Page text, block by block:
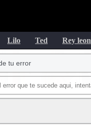
Lilo Ted Rey leon
tu error